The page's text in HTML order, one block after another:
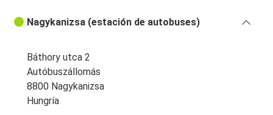
Nagykanizsa (estación de autobuses)
Báthory utca 2
Autóbuszállomás
8800 Nagykanizsa
Hungría